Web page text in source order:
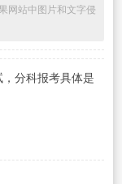
网站中图片和文字侵
，分科报考具体是